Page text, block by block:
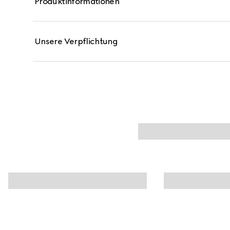
Capsicum. Die feuchtigkeitsspendenden
Unsere Verpflichtung